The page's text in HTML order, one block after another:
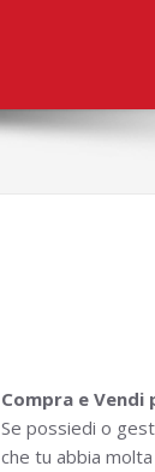
Compra e
Se possiedi o
che tu abbia